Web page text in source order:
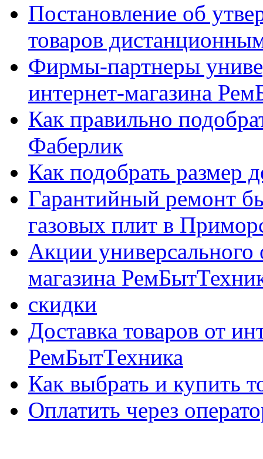
Постановление об
товаров
Фирмы-партнеры
интернет-магазина
Как правильно
Фаберлик
Как подобрать размер
Гарантийный ремонт
газовых плит в
Акции универсального
магазина
скидки
Доставка товаров от
РемБытТехника
Как выбрать и купить
Оплатить через